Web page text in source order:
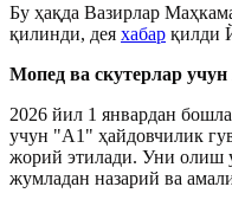
Бу ҳақда Вазирлар
қилинди, дея хабар қилди
Мопед ва скутерлар
2026 йил 1 январдан
учун "A1" ҳайдовчилик
жорий этилади. Уни олиш
жумладан назарий ва